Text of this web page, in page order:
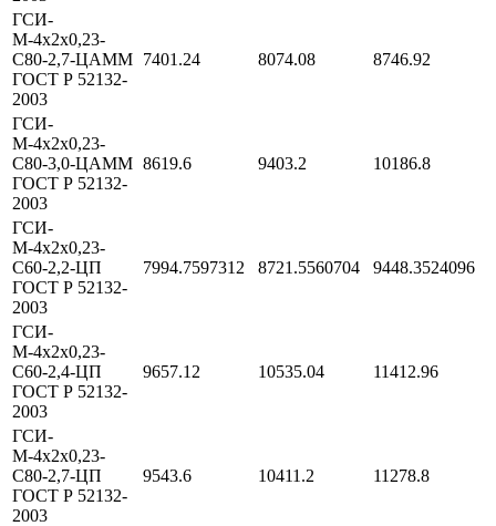
ГСИ-
М-4х2х0,23-
С80-2,7-ЦАММ
ГОСТ Р 52132-
2003
7401.24 8074.08 8746.92
ГСИ-
М-4х2х0,23-
С80-3,0-ЦАММ
ГОСТ Р 52132-
2003
8619.6 9403.2 10186.8
ГСИ-
М-4х2х0,23-
С60-2,2-ЦП
ГОСТ Р 52132-
2003
7994.7597312 8721.5560704 9448.3524096
ГСИ-
М-4х2х0,23-
С60-2,4-ЦП
ГОСТ Р 52132-
2003
9657.12 10535.04 11412.96
ГСИ-
М-4х2х0,23-
С80-2,7-ЦП
ГОСТ Р 52132-
2003
9543.6 10411.2 11278.8